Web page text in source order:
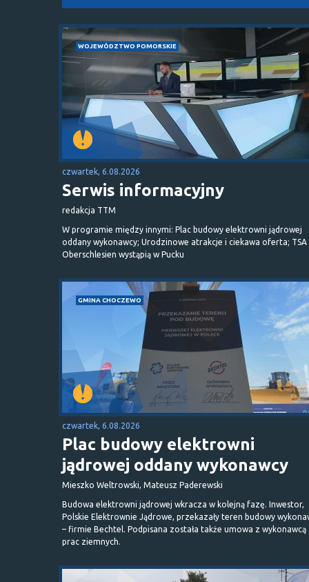
WOJEWÓDZTWO POMORSKIE
czwartek, 6.08.2026
Serwis informacyjny
redakcja TTM
W programie między innymi: Plac budowy elektrowni jądrowej
oddany wykonawcy; Urodzinowe atrakcje i ciekawa oferta; TSA
Oberschlesien wystąpią w Pucku
GMINA CHOCZEWO
czwartek, 6.08.2026
Plac budowy elektrowni
jądrowej oddany wykonawcy
Mieszko Weltrowski, Mateusz Paderewski
Budowa elektrowni jądrowej wkracza w kolejną fazę. Inwestor,
Polskie Elektrownie Jądrowe, przekazały teren budowy
– firmie Bechtel. Podpisana została także umowa z wykonawcą
prac ziemnych.